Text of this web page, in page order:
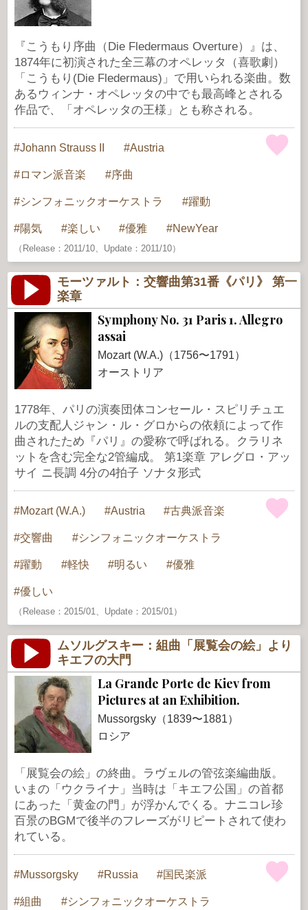
『こうもり序曲（Die Fledermaus Overture）』は、
1874年に初演された全三幕のオペレッタ（喜歌劇）
「こうもり(Die Fledermaus)」で用いられる楽曲。数
あるウィンナ・オペレッタの中でも最高峰とされる
作品で、「オペレッタの王様」とも称される。
Johann Strauss II Austria
ロマン派音楽 序曲
シンフォニックオーケストラ 躍動
陽気 楽しい 優雅 NewYear
（Release：2011/10、Update：2011/10）
モーツァルト：交響曲第31番《パリ》 第一
楽章
Symphony No. 31 Paris 1. Allegro
assai
Mozart (W.A.)（1756〜1791）
オーストリア
1778年、パリの演奏団体コンセール・スピリチュエ
ルの支配人ジャン・ル・グロからの依頼によって作
曲されたため『パリ』の愛称で呼ばれる。クラリネ
ットを含む完全な2管編成。 第1楽章 アレグロ・アッ
サイ ニ長調 4分の4拍子 ソナタ形式
Mozart (W.A.) Austria 古典派音楽
交響曲 シンフォニックオーケストラ
躍動 軽快 明るい 優雅
優しい
（Release：2015/01、Update：2015/01）
ムソルグスキー：組曲「展覧会の絵」より
キエフの大門
La Grande Porte de Kiev from
Pictures at an Exhibition.
Mussorgsky（1839〜1881）
ロシア
「展覧会の絵」の終曲。ラヴェルの管弦楽編曲版。
いまの「ウクライナ」当時は「キエフ公国」の首都
にあった「黄金の門」が浮かんでくる。ナニコレ珍
百景のBGMで後半のフレーズがリピートされて使わ
れている。
Mussorgsky Russia 国民楽派
組曲 シンフォニックオーケストラ